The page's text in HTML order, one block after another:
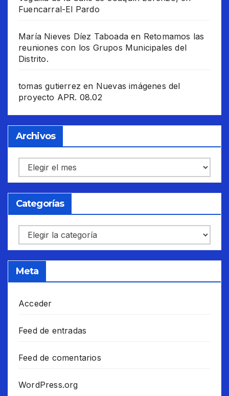
Fuencarral-El Pardo
María Nieves Díez Taboada en Retomamos las
reuniones con los Grupos Municipales del
Distrito.
tomas gutierrez en Nuevas imágenes del
proyecto APR. 08.02
Archivos
Archivos
Categorías
Categorías
Meta
Acceder
Feed de entradas
Feed de comentarios
WordPress.org